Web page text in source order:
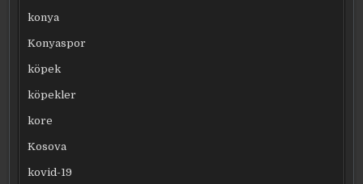
konya
Konyaspor
köpek
köpekler
kore
Kosova
kovid-19